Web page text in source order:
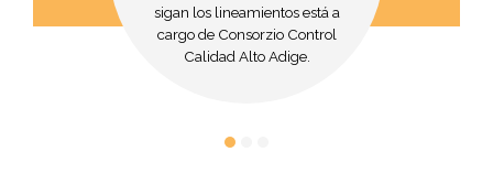
sigan los lineamientos está a
cargo de Consorzio Control
Calidad Alto Adige.